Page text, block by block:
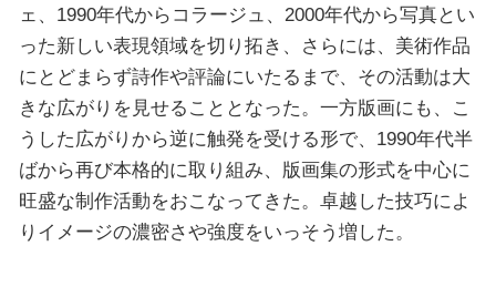
ェ、1990年代からコラージュ、2000年代から写真とい
った新しい表現領域を切り拓き、さらには、美術作品
にとどまらず詩作や評論にいたるまで、その活動は大
きな広がりを見せることとなった。一方版画にも、こ
うした広がりから逆に触発を受ける形で、1990年代半
ばから再び本格的に取り組み、版画集の形式を中心に
旺盛な制作活動をおこなってきた。卓越した技巧によ
りイメージの濃密さや強度をいっそう増した。